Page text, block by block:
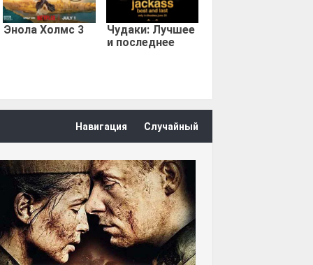
Энола Холмс 3
Чудаки: Лучшее
и последнее
Навигация Случайный